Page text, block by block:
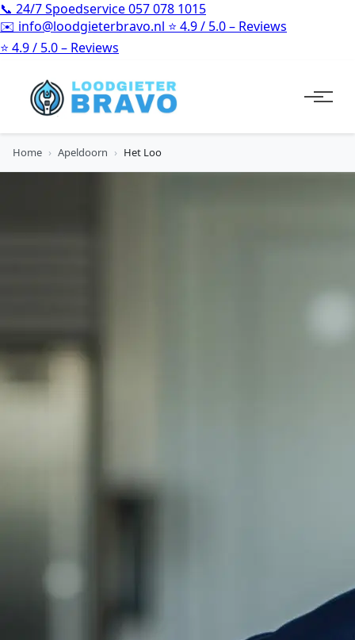
📞 24/7 Spoedservice057 078 1015
✉️ info@loodgieterbravo.nl ⭐ 4.9 / 5.0 – Reviews
⭐ 4.9 / 5.0 – Reviews
Home › Apeldoorn › Het Loo